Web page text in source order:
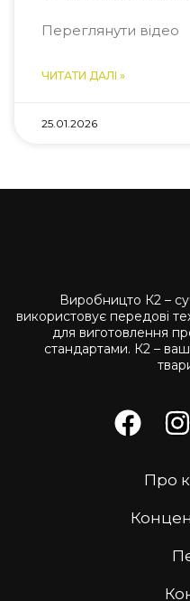
Переглянути відео
ЧИТАТИ ДАЛІ »
25.01.2026
Виробницто К2 –
використовує передові
для виготовлення
стандартами. К2 –
Про